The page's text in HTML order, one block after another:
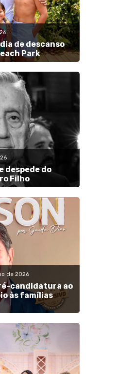
de descanso
Park
despede do
Filho
de 2026
candidatura ao
às famílias